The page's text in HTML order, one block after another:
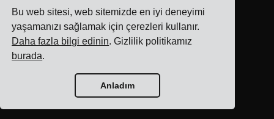
Bu web sitesi, web sitemizde en iyi deneyimi
yaşamanızı sağlamak için çerezleri kullanır.
Daha fazla bilgi edinin. Gizlilik politikamız
burada.
Anladım